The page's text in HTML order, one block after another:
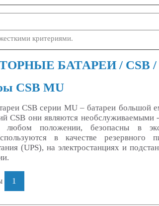
критериями.
БАТАРЕИ / CSB /
CSB MU
CSB серии MU – батареи большой
CSB они являются
любом положении, безопасны в
в качестве резервного
(UPS), на электростанциях и
1